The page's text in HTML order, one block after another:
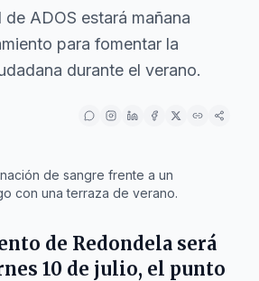
ADOS estará mañana
para fomentar la
durante el verano.
de sangre frente a un
con una terraza de verano.
de Redondela será
10 de julio, el punto